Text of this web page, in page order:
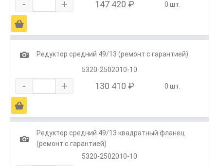
- + 147 420 ₽ 0 шт.
Ä
1
Редуктор средний 49/13 (ремонт с гарантией)
5320-2502010-10
- + 130 410 ₽ 0 шт.
Ä
1
Редуктор средний 49/13 квадратный фланец
(ремонт с гарантией)
5320-2502010-10